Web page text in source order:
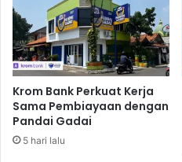
S
a
p
k
a
n
L
a
a
d
i
P
O
I
Krom Bank Perkuat Kerja
Sama Pembiayaan dengan
Pandai Gadai
5 hari lalu